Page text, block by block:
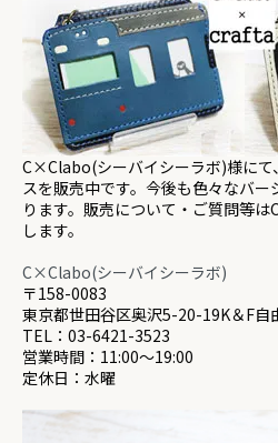
C×Clabo(シーバイシーラボ)様にて
スを販売中です。今後も色々なバ
ります。販売について・ご質問等
します。
C×Clabo(シーバイシーラボ)
〒158-0083
東京都世田谷区奥沢5-20-19K＆F自
TEL：03-6421-3523
営業時間：11:00～19:00
定休日：水曜